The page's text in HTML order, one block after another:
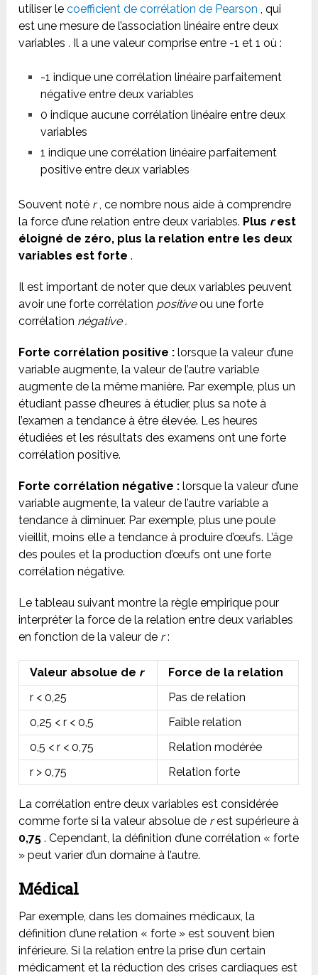
utiliser lecoefficient de corrélation de Pearson , qui
est une mesure de l’association linéaire entre deux
variables . Il a une valeur comprise entre -1 et 1 où :
-1 indique une corrélation linéaire parfaitement
négative entre deux variables
0 indique aucune corrélation linéaire entre deux
variables
1 indique une corrélation linéaire parfaitement
positive entre deux variables
Souvent noté r, ce nombre nous aide à comprendre
la force d’une relation entre deux variables. Plus rest
éloigné de zéro, plus la relation entre les deux
variables est forte .
Il est important de noter que deux variables peuvent
avoir une forte corrélation positiveou une forte
corrélation négative.
Forte corrélation positive : lorsque la valeur d’une
variable augmente, la valeur de l’autre variable
augmente de la même manière. Par exemple, plus un
étudiant passe d’heures à étudier, plus sa note à
l’examen a tendance à être élevée. Les heures
étudiées et les résultats des examens ont une forte
corrélation positive.
Forte corrélation négative : lorsque la valeur d’une
variable augmente, la valeur de l’autre variable a
tendance à diminuer. Par exemple, plus une poule
vieillit, moins elle a tendance à produire d’œufs. L’âge
des poules et la production d’œufs ont une forte
corrélation négative.
Le tableau suivant montre la règle empirique pour
interpréter la force de la relation entre deux variables
en fonction de la valeur de r:
Valeur absolue de r
Force de la relation
r < 0,25
Pas de relation
0,25 < r < 0,5
Faible relation
0,5 < r < 0,75
Relation modérée
r > 0,75
Relation forte
La corrélation entre deux variables est considérée
comme forte si la valeur absolue de rest supérieure à
0,75 . Cependant, la définition d’une corrélation « forte
» peut varier d’un domaine à l’autre.
Médical
Par exemple, dans les domaines médicaux, la
définition d’une relation « forte » est souvent bien
inférieure. Si la relation entre la prise d’un certain
médicament et la réduction des crises cardiaques est